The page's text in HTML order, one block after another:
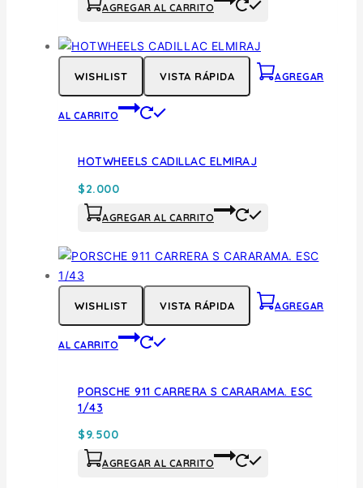
AGREGAR AL CARRITO
WISHLIST VISTA RÁPIDA AGREGAR
AL CARRITO
HOTWHEELS CADILLAC ELMIRAJ
$2.000
AGREGAR AL CARRITO
WISHLIST VISTA RÁPIDA AGREGAR
AL CARRITO
PORSCHE 911 CARRERA S CARARAMA. ESC
1/43
$9.500
AGREGAR AL CARRITO